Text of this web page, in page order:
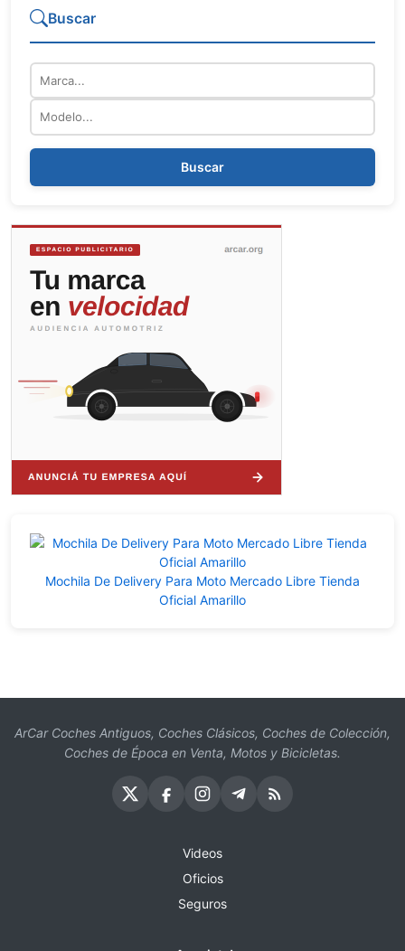
Buscar
Marca
Buscar
Mochila De Delivery Para Moto Mercado Libre Tienda
Oficial Amarillo
ArCar Coches Antiguos, Coches Clásicos, Coches de Colección,
Coches de Época en Venta, Motos y Bicicletas.
Videos
Oficios
Seguros